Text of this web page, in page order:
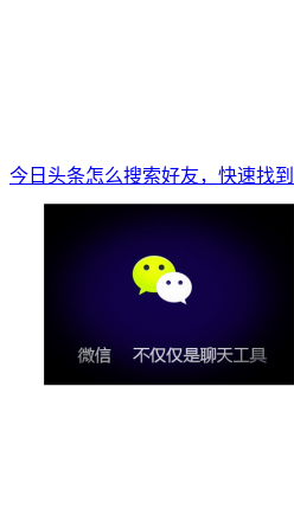
今日头条怎么搜索好友，快速找到